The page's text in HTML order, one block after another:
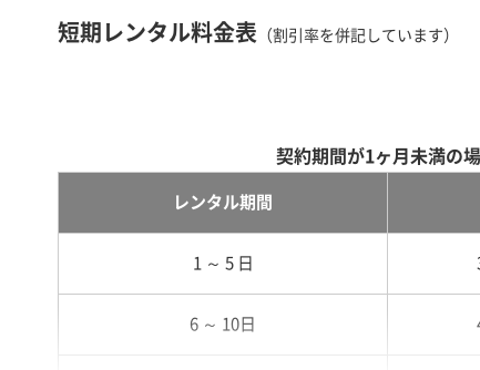
短期レンタル料金表 （割引率を併記しています）
契約期間が1ヶ月未満の
レンタル期間
1 ～ 5 日
6 ～ 10日